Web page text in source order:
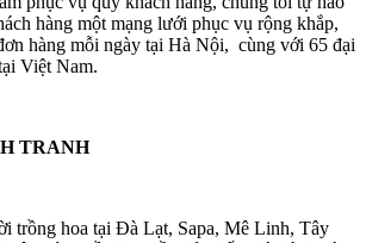
hàng một mạng lưới phục vụ rộng khắp,
hàng mỗi ngày tại Hà Nội, cùng với 65 đại
Việt Nam.
TRANH
trồng hoa tại Đà Lạt, Sapa, Mê Linh, Tây